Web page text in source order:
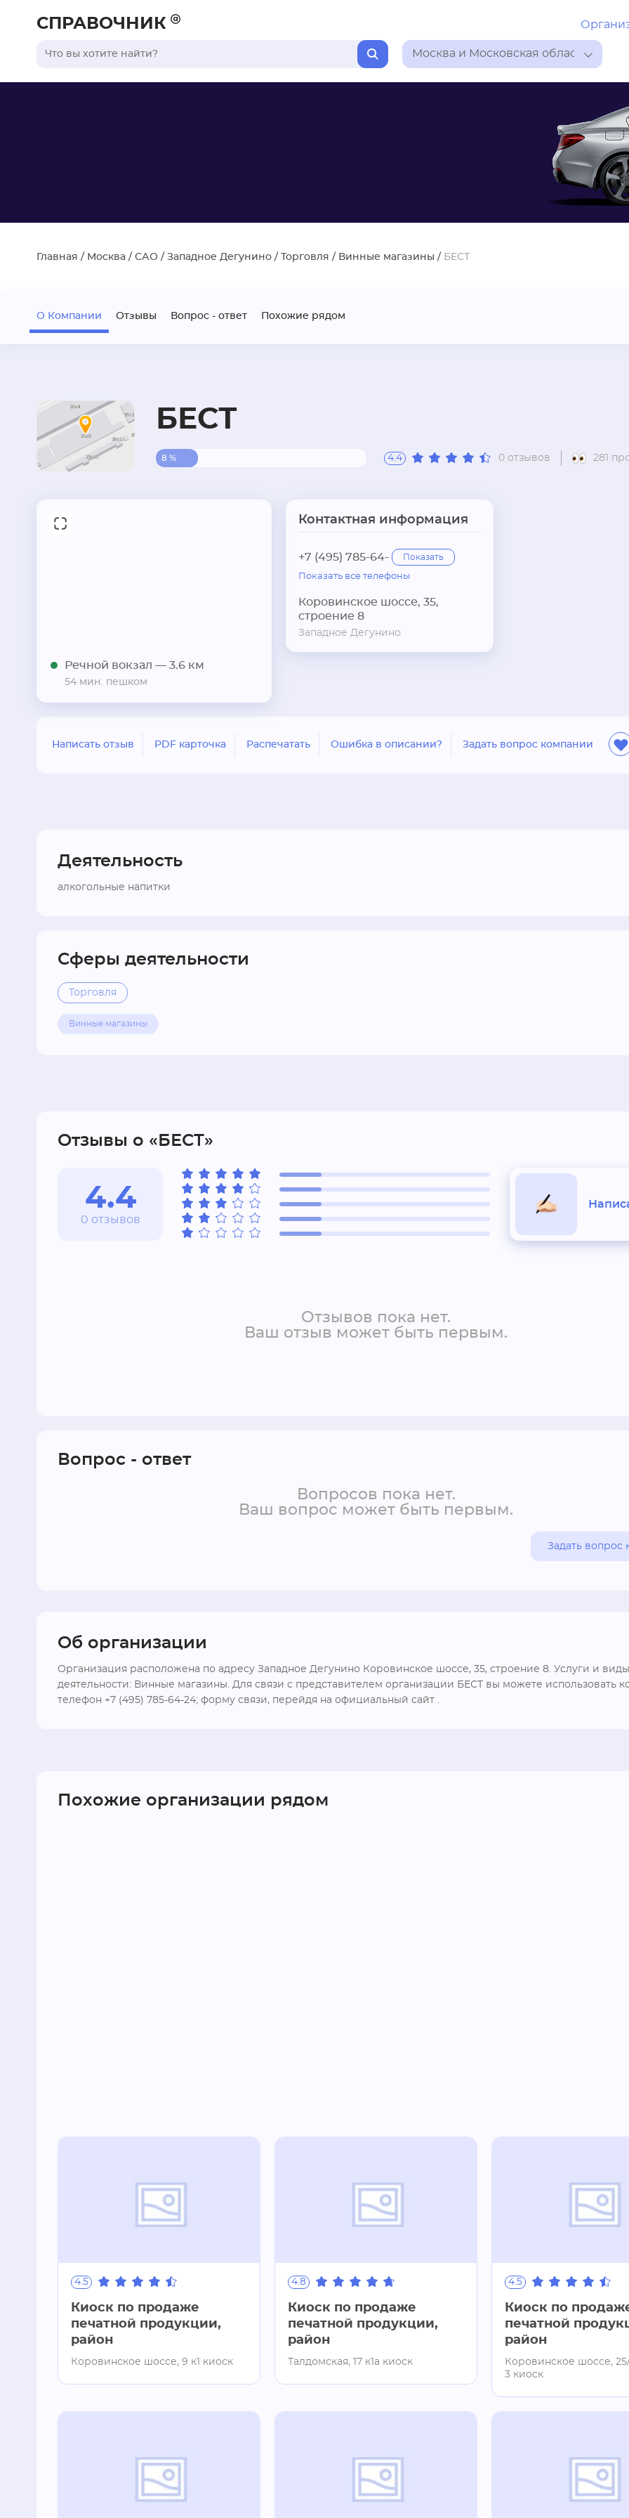
СПРАВОЧНИК
Москва и Московская область
Главная / Москва / САО / Западное Дегунино / Торговля / Винные магазины / БЕСТ
О Компании Отзывы Вопрос - ответ Похожие рядом
БЕСТ
8 % 4.4 0 отзывов 281
Речной вокзал — 3.6 км
54 мин. пешком
Контактная информация
+7 (495) 785-64- Показать
Показать все телефоны
Коровинское шоссе, 35,
строение 8
Западное Дегунино
Написать отзыв PDF карточка Распечатать Ошибка в описании? Задать вопрос компании
Деятельность
алкогольные напитки
Сферы деятельности
Торговля
Винные магазины
Отзывы о «БЕСТ»
4.4
0 отзывов
Отзывов пока нет.
Ваш отзыв может быть первым.
Вопрос - ответ
Вопросов пока нет.
Ваш вопрос может быть первым.
Задать вопрос
Об организации
Организация расположена по адресу Западное Дегунино Коровинское шоссе, 35, строение 8. Услуги и виды
деятельности: Винные магазины. Для связи с представителем организации БЕСТ вы можете использовать
телефон +7 (495) 785-64-24; форму связи, перейдя на официальный сайт .
Похожие организации рядом
4.5
Киоск по продаже
печатной продукции,
район
Коровинское шоссе, 9 к1 киоск
4.8
Киоск по продаже
печатной продукции,
район
Талдомская, 17 к1а киоск
4.5
Киоск по
печатной
район
Коровинское шоссе,
3 киоск